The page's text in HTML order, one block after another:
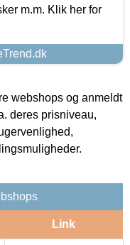
m.m. Klik her for
webshops og anmeldt
deres prisniveau,
Link